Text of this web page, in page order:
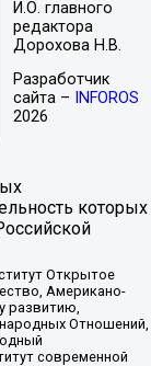
И.О. главного
редактора
Дорохова Н.В.
Разработчик
сайта –
INFOROS
2026
которых
Открытое
Американо-
развитию,
Отношений,
современной